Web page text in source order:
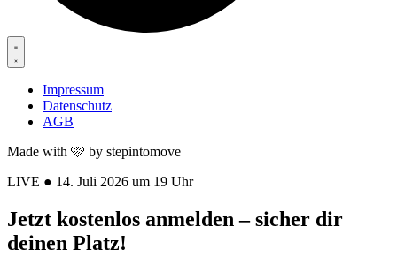
Impressum
Datenschutz
AGB
Made with 🩷 by stepintomove
LIVE ● 14. Juli 2026 um 19 Uhr
Jetzt kostenlos anmelden – sicher dir
deinen Platz!